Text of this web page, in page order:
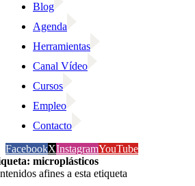
Blog
Agenda
Herramientas
Canal Vídeo
Cursos
Empleo
Contacto
FacebookXInstagramYouTube
microplásticos
afines a esta etiqueta